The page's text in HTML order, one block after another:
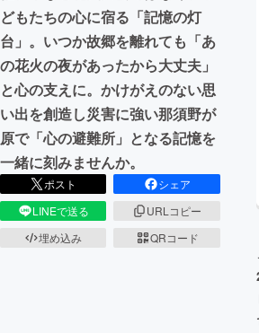
どもたちの心に宿る「記憶の灯
台」。いつか故郷を離れても「あ
の花火の夜があったから大丈夫」
と心の支えに。かけがえのない思
い出を創造し災害に強い那須野が
原で「心の避難所」となる記憶を
一緒に刻みませんか。
ポスト
シェア
LINEで送る
URLコピー
埋め込み
QRコード